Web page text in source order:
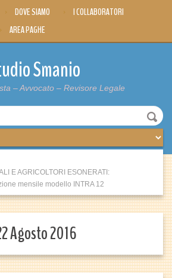
DOVE SIAMO
I COLLABORATORI
AREA PAGHE
Smanio
– Avvocato – Revisore Legale
E AGRICOLTORI ESONERATI:
mensile modello INTRA 12
Agosto 2016